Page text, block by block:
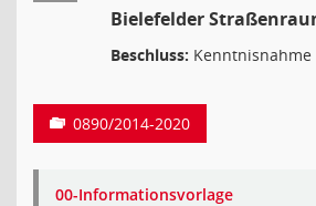
Bielefelder
Beschluss: Kenntnisnahme
0890/2014-2020
00-Informationsvorlage